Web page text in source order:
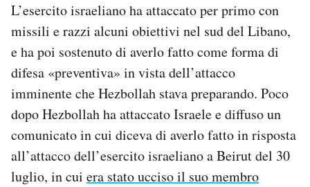
L’esercito israeliano ha attaccato per primo con
missili e razzi alcuni obiettivi nel sud del Libano,
e ha poi sostenuto di averlo fatto come forma di
difesa «preventiva» in vista dell’attacco
imminente che Hezbollah stava preparando. Poco
dopo Hezbollah ha attaccato Israele e diffuso un
comunicato in cui diceva di averlo fatto in risposta
all’attacco dell’esercito israeliano a Beirut del 30
luglio, in cui era stato ucciso il suo membro